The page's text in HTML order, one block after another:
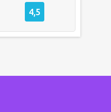
4,5